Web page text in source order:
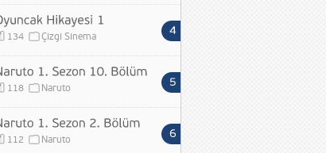
134 Çizgi Sinema
118 Naruto
112 Naruto